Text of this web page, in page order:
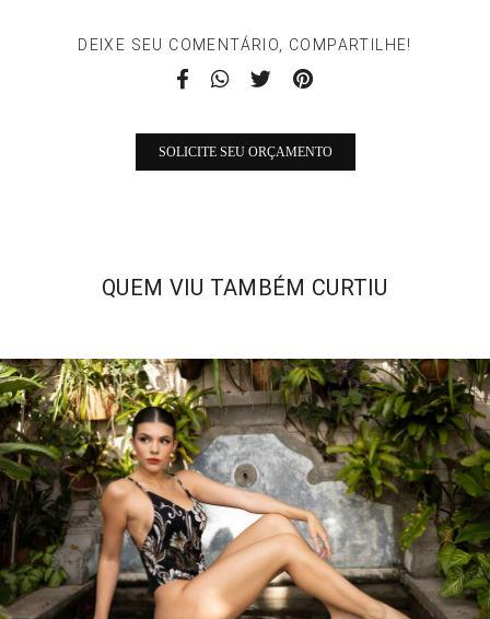
DEIXE SEU COMENTÁRIO, COMPARTILHE!
SOLICITE SEU ORÇAMENTO
QUEM VIU TAMBÉM CURTIU